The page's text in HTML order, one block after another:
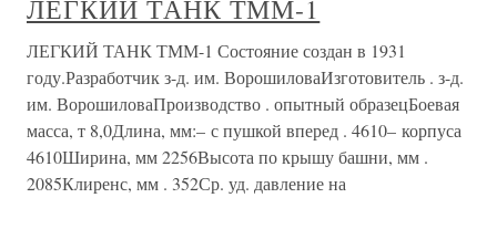
ЛЕГКИЙ ТАНК ТММ-1
ЛЕГКИЙ ТАНК ТММ-1 Состояние создан в 1931
году.Разработчик з-д. им. ВорошиловаИзготовитель . з-д.
им. ВорошиловаПроизводство . опытный образецБоевая
масса, т 8,0Длина, мм:– с пушкой вперед . 4610– корпуса
4610Ширина, мм 2256Высота по крышу башни, мм .
2085Клиренс, мм . 352Ср. уд. давление на